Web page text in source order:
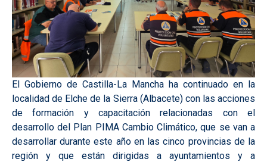
El Gobierno de Castilla-La Mancha ha continuado en la
localidad de Elche de la Sierra (Albacete) con las acciones
de formación y capacitación relacionadas con el
desarrollo del Plan PIMA Cambio Climático, que se van a
desarrollar durante este año en las cinco provincias de la
región y que están dirigidas a ayuntamientos y a